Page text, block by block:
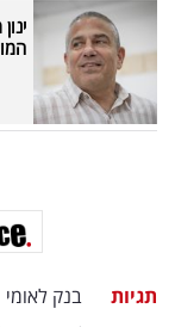
תגיות בנק לאומי